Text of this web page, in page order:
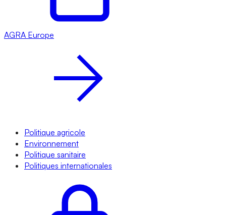
AGRA Europe
Politique agricole
Environnement
Politique sanitaire
Politiques internationales